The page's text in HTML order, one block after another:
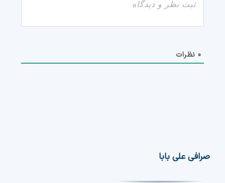
0نظرات
صرافی علی بابا